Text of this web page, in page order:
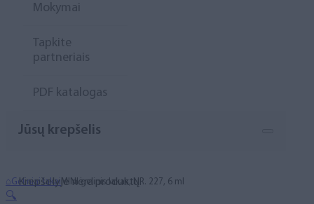
Mokymai
Tapkite
partneriais
PDF katalogas
Jūsų krepšelis
Krepšelyje nėra produktų.
⌂Geliniai lakai MINI gelinis lakas, NR. 227, 6 ml
🔍